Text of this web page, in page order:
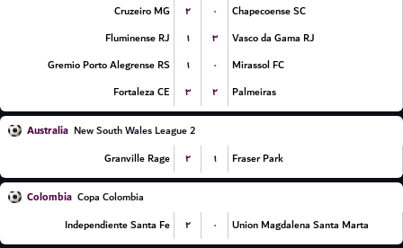
Cruzeiro MG
۲ ۰
Chapecoense SC
Fluminense RJ
۱ ۳
Vasco da Gama RJ
Gremio Porto Alegrense RS
۱ ۰
Mirassol FC
Fortaleza CE
۳ ۲ Palmeiras
Australia New South Wales League 2
Granville Rage
۲ ۱ Fraser Park
Colombia Copa Colombia
Independiente Santa Fe
۲ ۰ Union Magdalena Santa Marta